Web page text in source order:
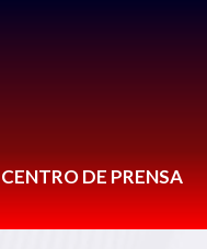
CENTRO DE PRENSA